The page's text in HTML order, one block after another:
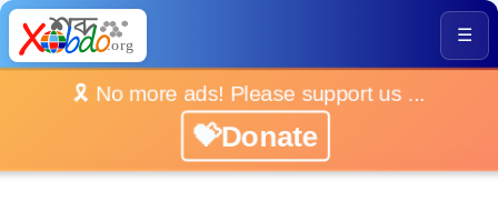
☰
🎗️ No more ads! Please support us ...
💝Donate